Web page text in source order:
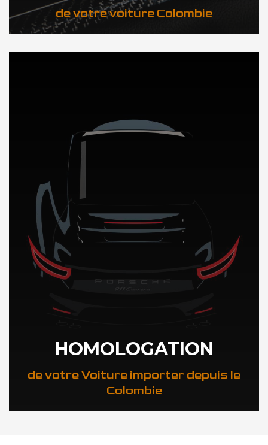
de votre voiture Colombie
DÉCOUVREZ NOTRE IMPORTATION AUTO en Colombie
HOMOLOGATION
de votre Voiture importer depuis le
Colombie